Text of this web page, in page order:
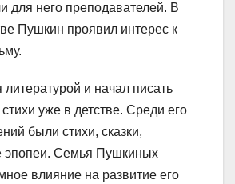
для него преподавателей. В
Пушкин проявил интерес к
и начал писать
уже в детстве. Среди его
были стихи, сказки,
эпопеи. Семья Пушкиных
влияние на развитие его